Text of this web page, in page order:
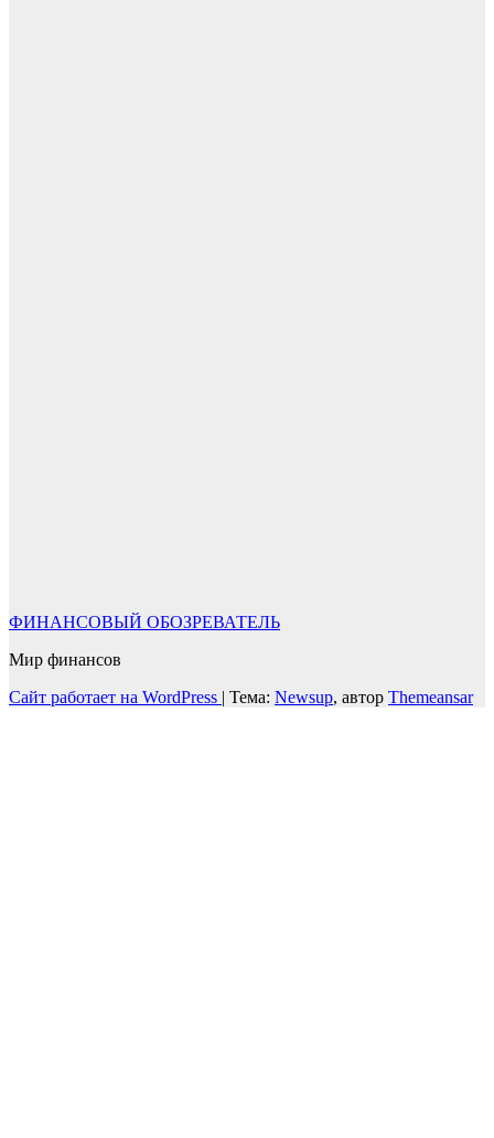
ФИНАНСОВЫЙ ОБОЗРЕВАТЕЛЬ
Мир финансов
Сайт работает на WordPress | Тема: Newsup, автор Themeansar